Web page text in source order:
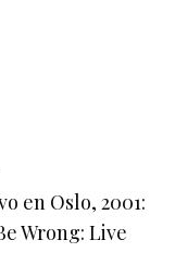
en Oslo, 2001:
Wrong: Live